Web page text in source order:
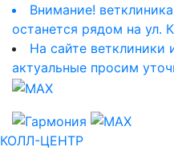
Внимание!
останется рядом на ул.
На сайте ветклиники
актуальные просим
КОЛЛ-ЦЕНТР